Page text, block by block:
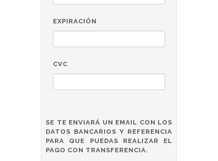
EXPIRACIÓN
CVC
SE TE ENVIARÁ UN EMAIL CON LOS
DATOS BANCARIOS Y REFERENCIA
PARA QUE PUEDAS REALIZAR EL
PAGO CON TRANSFERENCIA.